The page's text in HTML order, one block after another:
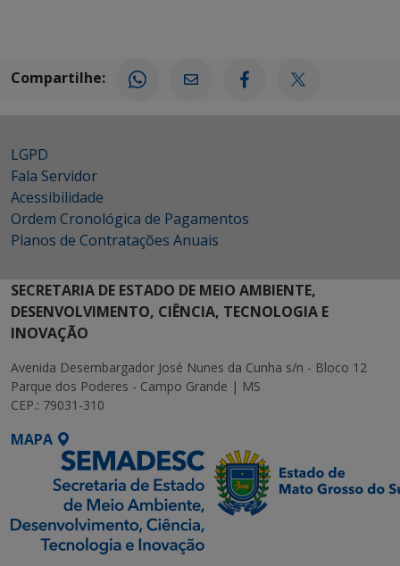
Compartilhe:
LGPD
Fala Servidor
Acessibilidade
Ordem Cronológica de Pagamentos
Planos de Contratações Anuais
SECRETARIA DE ESTADO DE MEIO AMBIENTE,
DESENVOLVIMENTO, CIÊNCIA, TECNOLOGIA E
INOVAÇÃO
Avenida Desembargador José Nunes da Cunha s/n - Bloco 12
Parque dos Poderes - Campo Grande | MS
CEP.: 79031-310
MAPA